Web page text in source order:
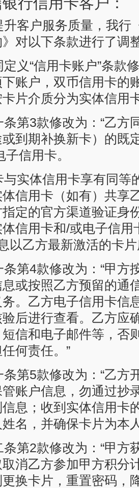
升客户服务质量，我行
对以下条款进行了调
义“信用卡账户”条款
账户，双币信用卡的
片介质分为实体信用
第3款修改为：“乙方
到期补换新卡）的既
信用卡。
与实体信用卡享有同等
信用卡（如有）共享
定的官方渠道验证身
信用卡和/或电子信
以乙方最新激活的卡
条第4款修改为：“甲方
或按照乙方预留的通
。乙方电子信用卡信
后进行查看。乙方应
信和电子邮件等，否
何责任。”
条第5款修改为：“乙方
账户信息，勿通过抄
信息；收到实体信用卡
名，并确保卡片为本
条第2款修改为：“甲方
消乙方参加甲方积分
换卡片，重置密码，